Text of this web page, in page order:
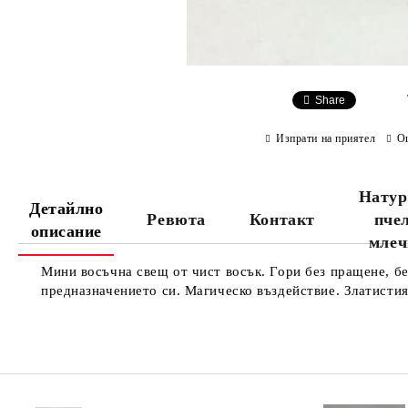
Share
Изпрати на приятел
Детайлно
описание
Ревюта Контакт
Мини восъчна свещ от чист восък. Гори без пращене,
предназначението си. Магическо въздействие.